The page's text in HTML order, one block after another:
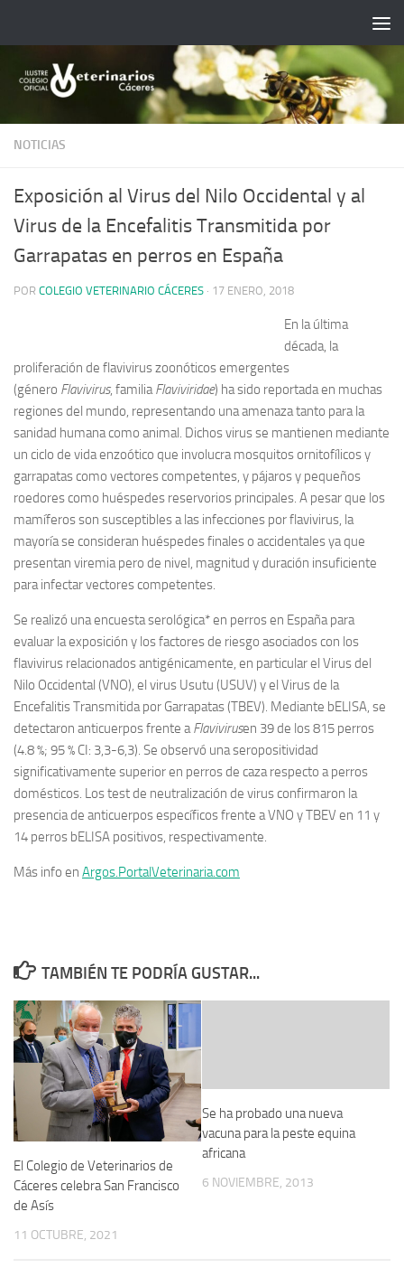
NOTICIAS
Exposición al Virus del Nilo Occidental y al
Virus de la Encefalitis Transmitida por
Garrapatas en perros en España
POR COLEGIO VETERINARIO CÁCERES · 17 ENERO, 2018
En la última
década, la
proliferación de flavivirus zoonóticos emergentes
(género Flavivirus, familiaFlaviviridae) ha sido reportada en muchas
regiones del mundo, representando una amenaza tanto para la
sanidad humana como animal. Dichos virus se mantienen mediante
un ciclo de vida enzoótico que involucra mosquitos ornitofílicos y
garrapatas como vectores competentes, y pájaros y pequeños
roedores como huéspedes reservorios principales. A pesar que los
mamíferos son susceptibles a las infecciones por flavivirus, la
mayoría se consideran huéspedes finales o accidentales ya que
presentan viremia pero de nivel, magnitud y duración insuficiente
para infectar vectores competentes.
Se realizó una encuesta serológica* en perros en España para
evaluar la exposición y los factores de riesgo asociados con los
flavivirus relacionados antigénicamente, en particular el Virus del
Nilo Occidental (VNO), el virus Usutu (USUV) y el Virus de la
Encefalitis Transmitida por Garrapatas (TBEV). Mediante bELISA, se
detectaron anticuerpos frente aFlavivirusen 39 de los 815 perros
(4.8 %; 95 % CI: 3,3-6,3). Se observó una seropositividad
significativamente superior en perros de caza respecto a perros
domésticos. Los test de neutralización de virus confirmaron la
presencia de anticuerpos específicos frente a VNO y TBEV en 11 y
14 perros bELISA positivos, respectivamente.
Más info en Argos.PortalVeterinaria.com
TAMBIÉN TE PODRÍA GUSTAR...
El Colegio de Veterinarios de
Cáceres celebra San Francisco
de Asís
11 OCTUBRE, 2021
Se ha probado una nueva
vacuna para la peste equina
africana
6 NOVIEMBRE, 2013